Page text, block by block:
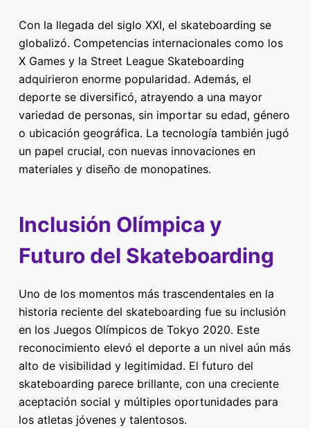
Con la llegada del siglo XXI, el skateboarding se
globalizó. Competencias internacionales como los
X Games y la Street League Skateboarding
adquirieron enorme popularidad. Además, el
deporte se diversificó, atrayendo a una mayor
variedad de personas, sin importar su edad, género
o ubicación geográfica. La tecnología también jugó
un papel crucial, con nuevas innovaciones en
materiales y diseño de monopatines.
Inclusión Olímpica y
Futuro del Skateboarding
Uno de los momentos más trascendentales en la
historia reciente del skateboarding fue su inclusión
en los Juegos Olímpicos de Tokyo 2020. Este
reconocimiento elevó el deporte a un nivel aún más
alto de visibilidad y legitimidad. El futuro del
skateboarding parece brillante, con una creciente
aceptación social y múltiples oportunidades para
los atletas jóvenes y talentosos.